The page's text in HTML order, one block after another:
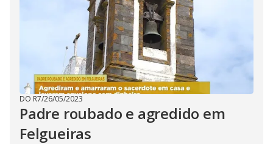
DO R7/26/05/2023
Padre roubado e agredido em
Felgueiras